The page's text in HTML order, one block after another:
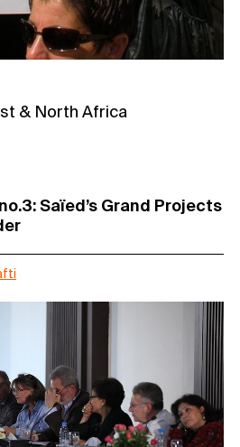
& North Africa
Saïed’s Grand Projects